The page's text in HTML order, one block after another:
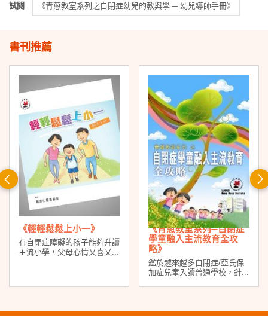
試閱 《青蔥教室系列之自閉症幼兒的教與學 ─ 幼兒導師手冊》
書刊推薦
前
一
《輕輕鬆鬆上小一》
有自閉症障礙的孩子能夠升讀
主流小學，父母心情又喜又...
《青蔥教室系列─自閉症
學童融入主流教育全攻
略》
鑑於越來越多自閉症/亞氏保
加症兒童入讀普通學校，針...